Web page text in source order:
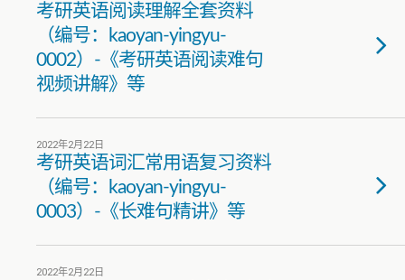
考研英语阅读理解全套资料
（编号：kaoyan-yingyu-
0002）-《考研英语阅读难句
视频讲解》等
2022年2月22日
考研英语词汇常用语复习资料
（编号：kaoyan-yingyu-
0003）-《长难句精讲》等
2022年2月22日